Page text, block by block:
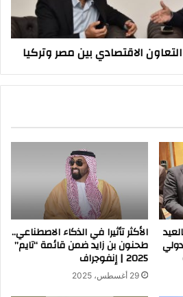
الاقتصادي بين مصر وتركيا
الأكثر تأثيرا في الذكاء الاصطناعي..
طحنون بن زايد ضمن قائمة “تايم”
2025 | إنفوجراف
29 أغسطس، 2025